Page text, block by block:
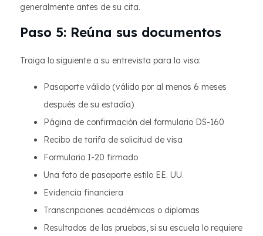
generalmente antes de su cita.
Paso 5: Reúna sus documentos
Traiga lo siguiente a su entrevista para la visa:
Pasaporte válido (válido por al menos 6 meses
después de su estadía)
Página de confirmación del formulario DS-160
Recibo de tarifa de solicitud de visa
Formulario I-20 firmado
Una foto de pasaporte estilo EE. UU.
Evidencia financiera
Transcripciones académicas o diplomas
Resultados de las pruebas, si su escuela lo requiere